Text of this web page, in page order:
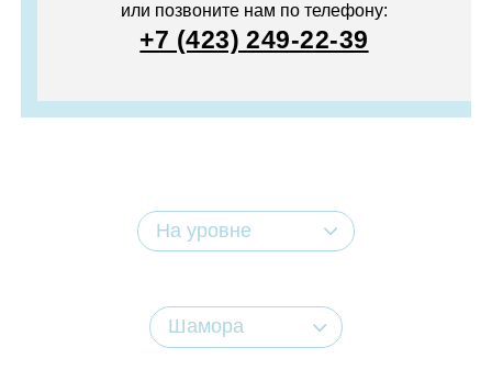
или позвоните нам по телефону:
+7 (423) 249-22-39
На уровне
Шамора